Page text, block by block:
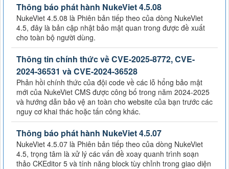
Thông báo phát hành NukeViet 4.5.08
NukeViet 4.5.08 là Phiên bản tiếp theo của dòng NukeViet
4.5, đây là bản cập nhật bảo mật quan trong được đề xuất
cho toàn bộ người dùng.
Thông tin chính thức về CVE-2025-8772, CVE-
2024-36531 và CVE-2024-36528
Phản hồi chính thức của đội code về các lỗ hổng bảo mật
mới của NukeViet CMS được công bố trong năm 2024-2025
và hướng dẫn bảo vệ an toàn cho website của bạn trước các
nguy cơ khai thác hoặc tấn công khác.
Thông báo phát hành NukeViet 4.5.07
NukeViet 4.5.07 là Phiên bản tiếp theo của dòng NukeViet
4.5, trọng tâm là xử lý các vấn đề xoay quanh trình soạn
thảo CKEditor 5 và tính năng block tùy chỉnh trong giao diện